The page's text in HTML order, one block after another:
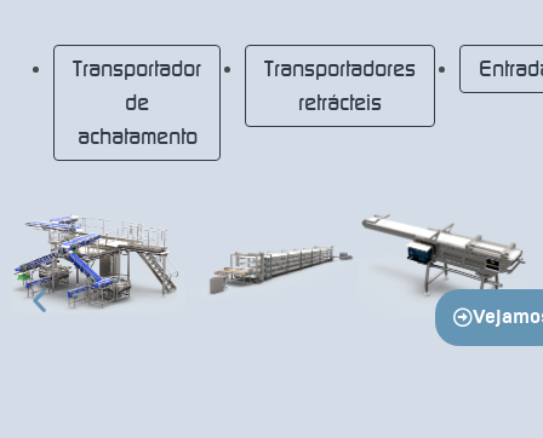
Transportador
de
achatamento
Transportadores
retrácteis